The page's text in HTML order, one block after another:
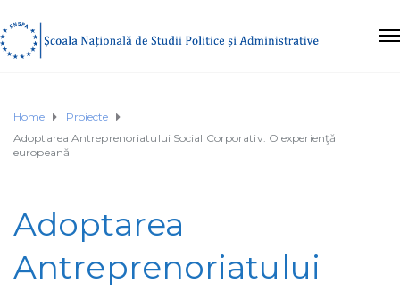
Home
Proiecte
Adoptarea Antreprenoriatului Social Corporativ: O experienţă
europeană
Adoptarea
Antreprenoriatului